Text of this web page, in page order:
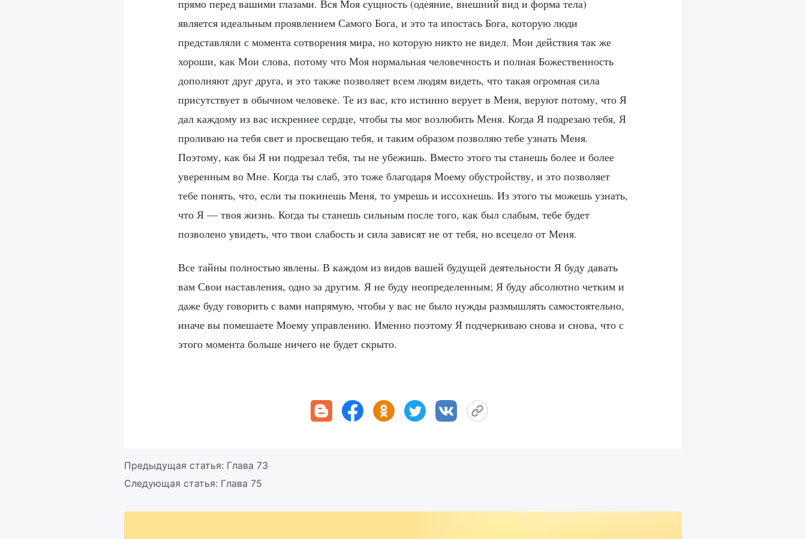
прямо перед вашими глазами. Вся Моя сущность (одеяние, внешний вид и форма тела)
является идеальным проявлением Самого Бога, и это та ипостась Бога, которую люди
представляли с момента сотворения мира, но которую никто не видел. Мои действия так же
хороши, как Мои слова, потому что Моя нормальная человечность и полная Божественность
дополняют друг друга, и это также позволяет всем людям видеть, что такая огромная сила
присутствует в обычном человеке. Те из вас, кто истинно верует в Меня, веруют потому, что Я
дал каждому из вас искреннее сердце, чтобы ты мог возлюбить Меня. Когда Я подрезаю тебя, Я
проливаю на тебя свет и просвещаю тебя, и таким образом позволяю тебе узнать Меня.
Поэтому, как бы Я ни подрезал тебя, ты не убежишь. Вместо этого ты станешь более и более
уверенным во Мне. Когда ты слаб, это тоже благодаря Моему обустройству, и это позволяет
тебе понять, что, если ты покинешь Меня, то умрешь и иссохнешь. Из этого ты можешь узнать,
что Я — твоя жизнь. Когда ты станешь сильным после того, как был слабым, тебе будет
позволено увидеть, что твои слабость и сила зависят не от тебя, но всецело от Меня.
Все тайны полностью явлены. В каждом из видов вашей будущей деятельности Я буду давать
вам Свои наставления, одно за другим. Я не буду неопределенным; Я буду абсолютно четким и
даже буду говорить с вами напрямую, чтобы у вас не было нужды размышлять самостоятельно,
иначе вы помешаете Моему управлению. Именно поэтому Я подчеркиваю снова и снова, что с
этого момента больше ничего не будет скрыто.
Предыдущая статья: Глава 73
Следующая статья: Глава 75